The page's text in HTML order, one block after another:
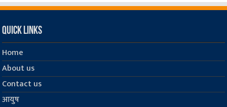
Quick Links
Home
About us
Contact us
आयुष